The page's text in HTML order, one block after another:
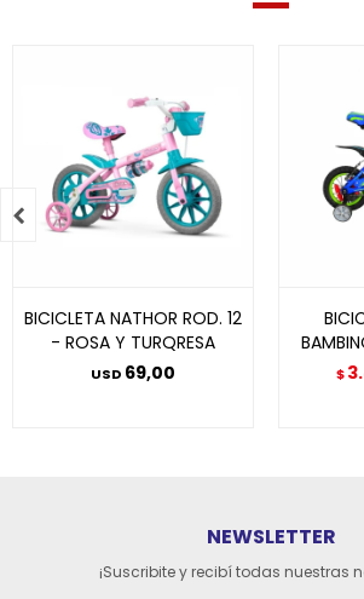
BICICLETA NATHOR ROD. 12
- ROSA Y TURQRESA
USD 69,00 $

NEWSLETTER
¡Suscribite y recibí todas nuestras